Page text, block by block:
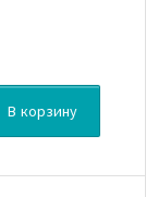
В корзину